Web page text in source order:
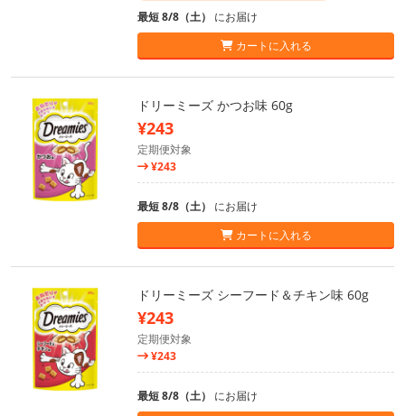
最短 8/8（土） にお届け
カートに入れる
ドリーミーズ かつお味 60g
¥243
定期便対象
¥243
最短 8/8（土） にお届け
カートに入れる
ドリーミーズ シーフード＆チキン味 60g
¥243
定期便対象
¥243
最短 8/8（土） にお届け